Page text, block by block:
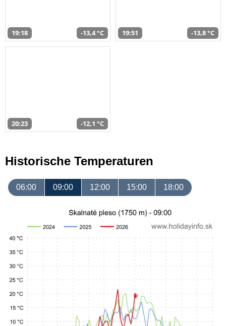
19:18 -13,4 °C 19:51 -13,8 °C
20:23 -12,1 °C
Historische Temperaturen
06:00 09:00 12:00 15:00 18:00